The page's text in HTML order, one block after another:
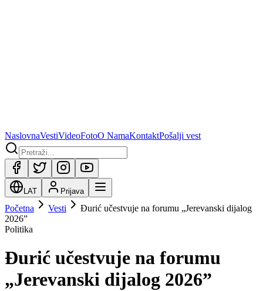
NaslovnaVestiVideoFotoO NamaKontaktPošalji vest
LAT Prijava
Početna Vesti
Đurić učestvuje na forumu „Jerevanski dijalog
2026”
Politika
Đurić učestvuje na forumu
„Jerevanski dijalog 2026”